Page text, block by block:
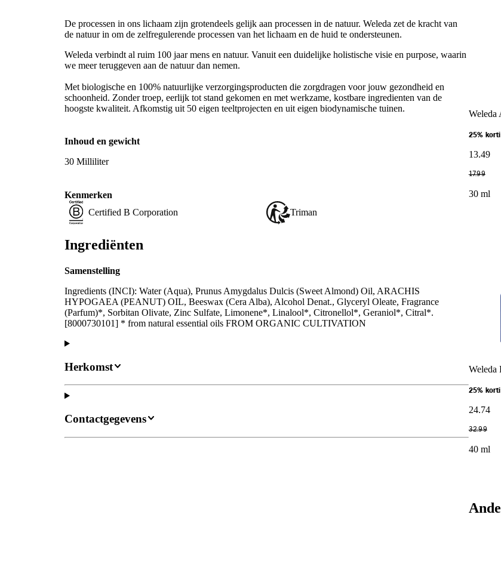
De processen in ons lichaam zijn grotendeels gelijk aan processen in de natuur. Weleda zet de kracht van
de natuur in om de zelfregulerende processen van het lichaam en de huid te ondersteunen.
Weleda verbindt al ruim 100 jaar mens en natuur. Vanuit een duidelijke holistische visie en purpose, waarin
we meer teruggeven aan de natuur dan nemen.
Met biologische en 100% natuurlijke verzorgingsproducten die zorgdragen voor jouw gezondheid en
schoonheid. Zonder troep, eerlijk tot stand gekomen en met werkzame, kostbare ingredienten van de
hoogste kwaliteit. Afkomstig uit 50 eigen teeltprojecten en uit eigen biodynamische tuinen.
Inhoud en gewicht
30 Milliliter
Kenmerken
Certified B Corporation
Triman
Ingrediënten
Samenstelling
Ingredients (INCI): Water (Aqua), Prunus Amygdalus Dulcis (Sweet Almond) Oil, ARACHIS
HYPOGAEA (PEANUT) OIL, Beeswax (Cera Alba), Alcohol Denat., Glyceryl Oleate, Fragrance
(Parfum)*, Sorbitan Olivate, Zinc Sulfate, Limonene*, Linalool*, Citronellol*, Geraniol*, Citral*.
[8000730101] * from natural essential oils FROM ORGANIC CULTIVATION
Herkomst
Contactgegevens
Weleda
25%
13.49
17.99
30 ml
Weleda
25%
24.74
32.99
40 ml